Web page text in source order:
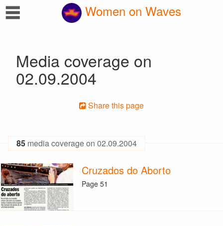
☰ Women on Waves
Media coverage on
02.09.2004
Share this page
85 media coverage on 02.09.2004
Cruzados do Aborto
Page 51